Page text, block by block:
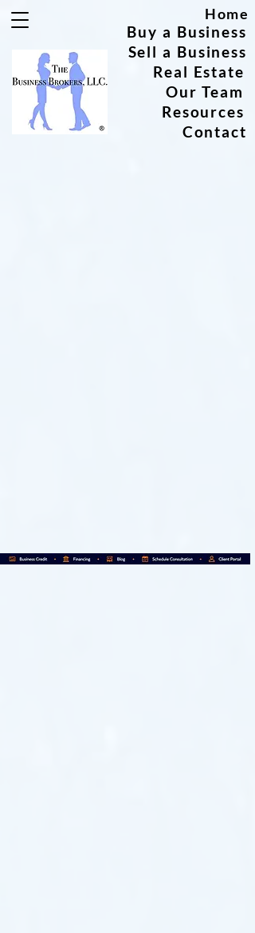
Home
Buy a Business
Sell a Business
Real Estate
Our Team
Resources
Contact